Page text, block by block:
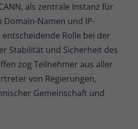
als zentrale Instanz für
Namen und IP-
Rolle bei der
Stabilität und Sicherheit des
zog Teilnehmer aus aller
von Regierungen,
Gemeinschaft und
um einige Details über
zu speichern, wie z. B. die
Besucher-ID.